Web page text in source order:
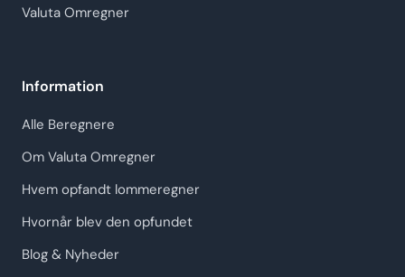
Valuta Omregner
Information
Alle Beregnere
Om Valuta Omregner
Hvem opfandt lommeregner
Hvornår blev den opfundet
Blog & Nyheder